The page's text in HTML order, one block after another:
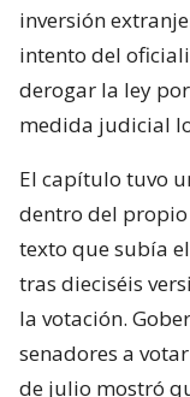
inversión
intento del
derogar la ley
medida judicial
El capítulo tuvo
dentro del
texto que subía
tras dieciséis
la votación.
senadores a
de julio mostró